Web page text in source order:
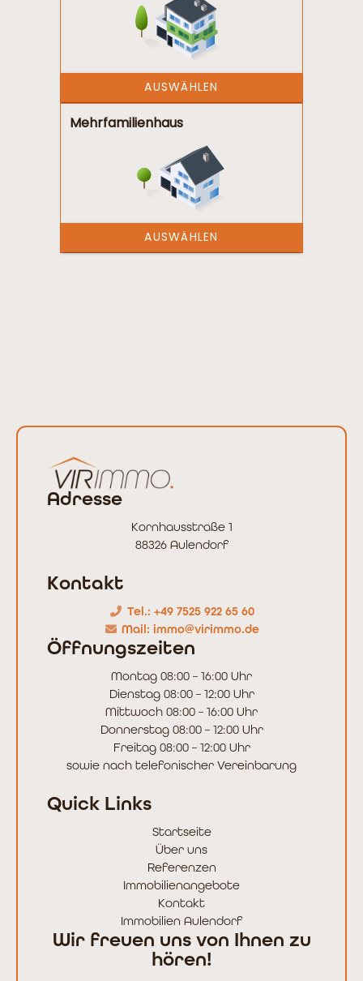
Adresse
Kornhausstraße 1
88326 Aulendorf
Kontakt
Tel.: +49 7525 922 65 60
Mail: immo@virimmo.de
Öffnungszeiten
Montag 08:00 – 16:00 Uhr
Dienstag 08:00 – 12:00 Uhr
Mittwoch 08:00 – 16:00 Uhr
Donnerstag 08:00 – 12:00 Uhr
Freitag 08:00 – 12:00 Uhr
sowie nach telefonischer Vereinbarung
Quick Links
Startseite
Über uns
Referenzen
Immobilienangebote
Kontakt
Immobilien Aulendorf
Wir freuen uns von Ihnen zu
hören!